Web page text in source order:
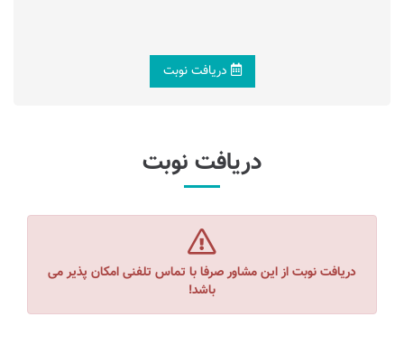
دریافت نوبت
دریافت نوبت
دریافت نوبت از این مشاور صرفا با تماس تلفنی امکان پذیر می
باشد!